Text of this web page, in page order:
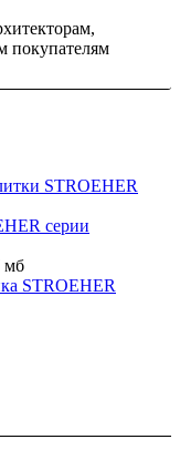
покупателям
STROEHER
серии
мб
STROEHER